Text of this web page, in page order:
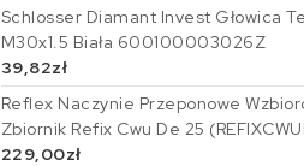
Schlosser Diamant Invest Głowica
M30x1.5 Biała 600100003026Z
39,82zł
Reflex Naczynie Przeponowe
Zbiornik Refix Cwu De 25
229,00zł